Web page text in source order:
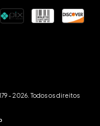
- 2026. Todos os direitos